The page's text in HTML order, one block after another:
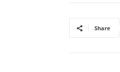
Share